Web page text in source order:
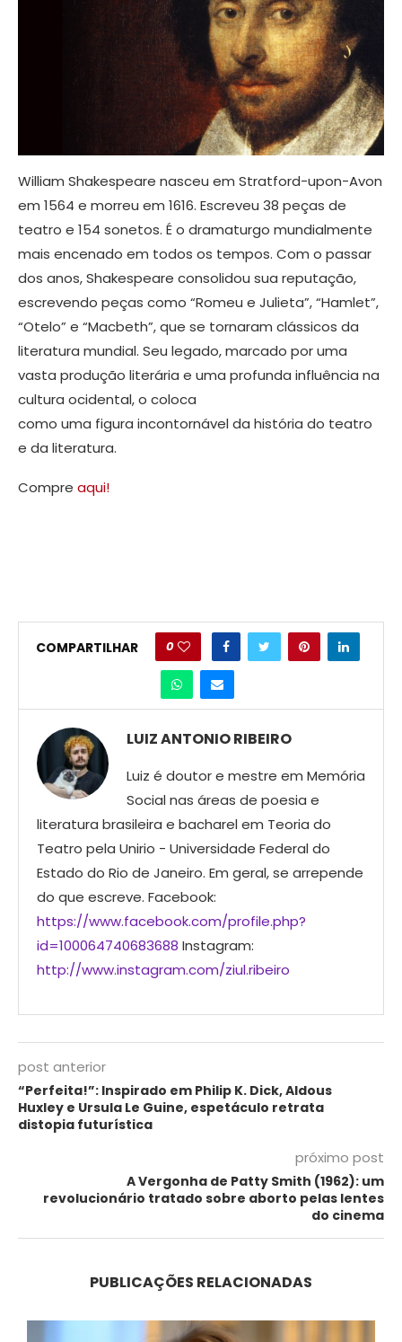
William Shakespeare nasceu em Stratford-upon-Avon
em 1564 e morreu em 1616. Escreveu 38 peças de
teatro e 154 sonetos. É o dramaturgo mundialmente
mais encenado em todos os tempos. Com o passar
dos anos, Shakespeare consolidou sua reputação,
escrevendo peças como “Romeu e Julieta”, “Hamlet”,
“Otelo” e “Macbeth”, que se tornaram clássicos da
literatura mundial. Seu legado, marcado por uma
vasta produção literária e uma profunda influência na
cultura ocidental, o coloca
como uma figura incontornável da história do teatro
e da literatura.
Compre aqui!
COMPARTILHAR 0
LUIZ ANTONIO RIBEIRO
Luiz é doutor e mestre em Memória
Social nas áreas de poesia e
literatura brasileira e bacharel em Teoria do
Teatro pela Unirio - Universidade Federal do
Estado do Rio de Janeiro. Em geral, se arrepende
do que escreve. Facebook:
https://www.facebook.com/profile.php?
id=100064740683688 Instagram:
http://www.instagram.com/ziul.ribeiro
post anterior
“Perfeita!”: Inspirado em Philip K. Dick, Aldous
Huxley e Ursula Le Guine, espetáculo retrata
distopia futurística
próximo post
A Vergonha de Patty Smith (1962): um
revolucionário tratado sobre aborto pelas lentes
do cinema
PUBLICAÇÕES RELACIONADAS